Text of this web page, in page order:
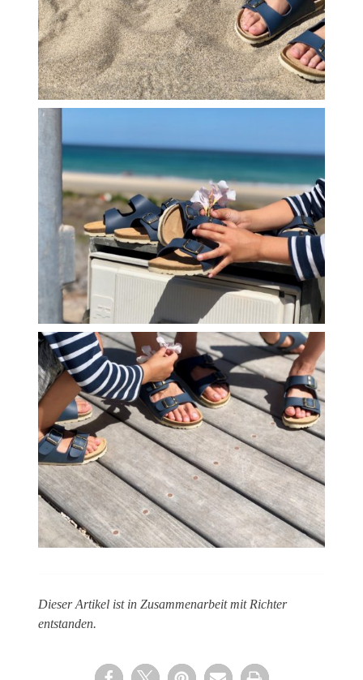
Dieser Artikel ist in Zusammenarbeit mit Richter
entstanden.